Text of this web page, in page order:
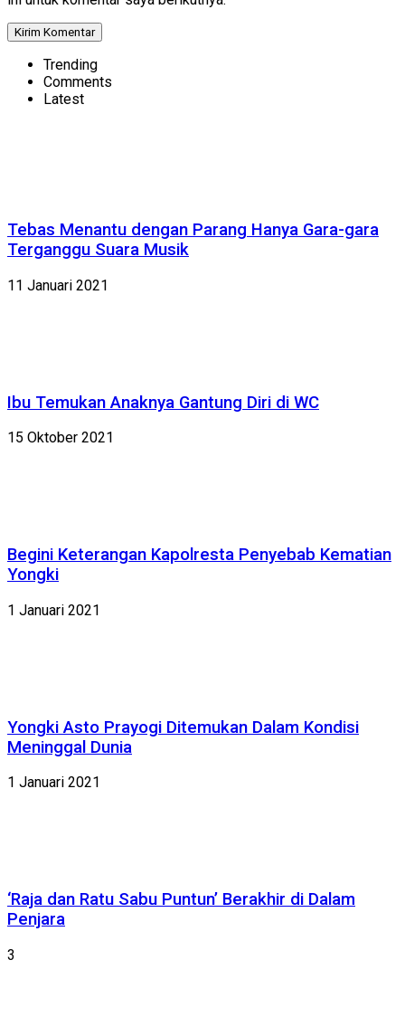
Trending
Comments
Latest
Tebas Menantu dengan Parang Hanya Gara-gara
Terganggu Suara Musik
11 Januari 2021
Ibu Temukan Anaknya Gantung Diri di WC
15 Oktober 2021
Begini Keterangan Kapolresta Penyebab Kematian
Yongki
1 Januari 2021
Yongki Asto Prayogi Ditemukan Dalam Kondisi
Meninggal Dunia
1 Januari 2021
‘Raja dan Ratu Sabu Puntun’ Berakhir di Dalam
Penjara
3